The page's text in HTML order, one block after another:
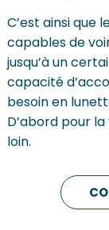
C’est ainsi que
capables de
jusqu’à un
capacité
besoin en
D’abord pour
loin.